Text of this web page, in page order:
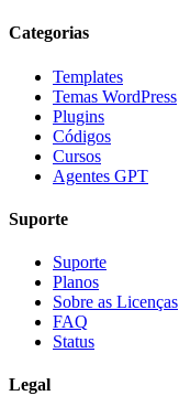
Categorias
Templates
Temas WordPress
Plugins
Códigos
Cursos
Agentes GPT
Suporte
Suporte
Planos
Sobre as Licenças
FAQ
Status
Legal